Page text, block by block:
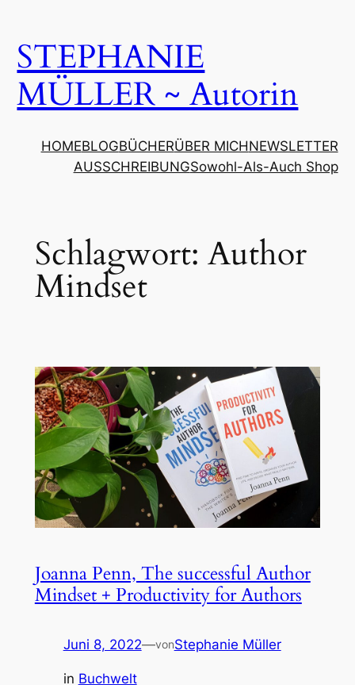
springen
STEPHANIE
MÜLLER ~ Autorin
HOMEBLOGBÜCHERÜBER MICHNEWSLETTER
AUSSCHREIBUNGSowohl-Als-Auch Shop
Schlagwort: Author
Mindset
Joanna Penn, The successful Author
Mindset + Productivity for Authors
Juni 8, 2022—vonStephanie Müller
in Buchwelt